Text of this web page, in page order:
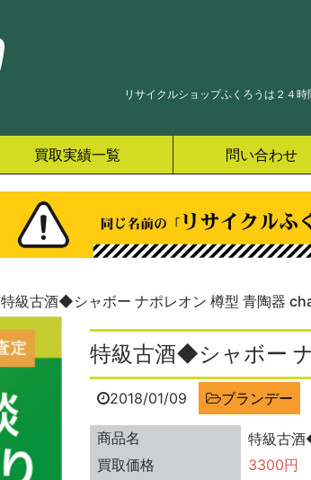
リサイクルショップふくろうは２４
買取実績一覧 問い合わせ
特級古酒◆シャボー ナポレオン 樽型 青陶器
特級古酒◆シャボー
2018/01/09 ブランデー
商品名
特級古
買取価格
3300円